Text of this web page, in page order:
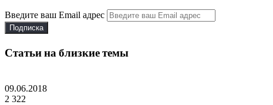
Введите ваш Email адрес
Статьи на близкие темы
09.06.2018
2 322